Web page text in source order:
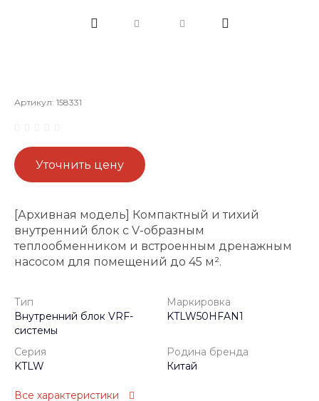
Артикул: 158331
Уточнить цену
[Архивная модель] Компактный и тихий
внутренний блок с V-образным
теплообменником и встроенным дренажным
насосом для помещений до 45 м².
Тип
Внутренний блок VRF-
системы
Маркировка
KTLW50HFAN1
Серия
KTLW
Родина бренда
Китай
Все характеристики